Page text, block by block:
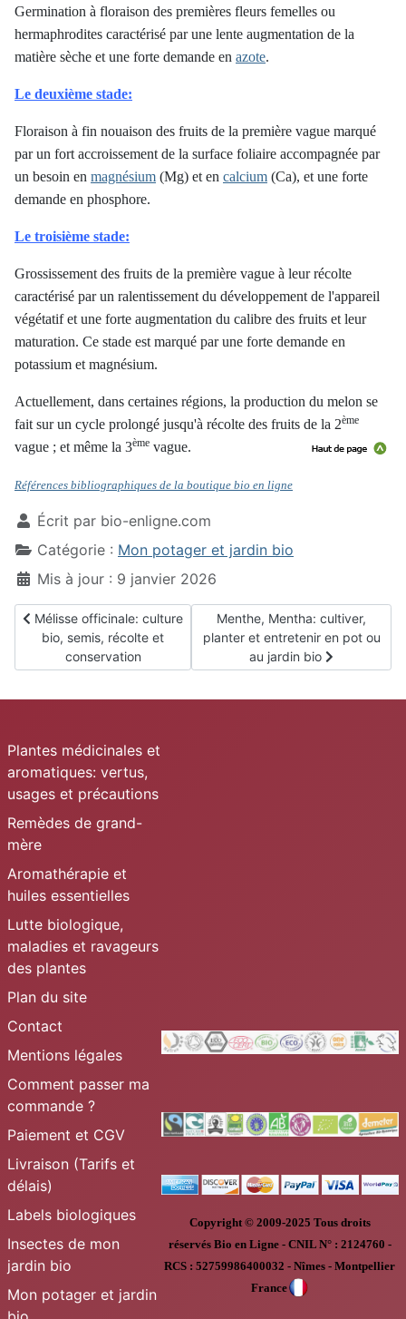
Germination à floraison des premières fleurs femelles ou
hermaphrodites caractérisé par une lente augmentation de la
matière sèche et une forte demande en azote.
Le deuxième stade:
Floraison à fin nouaison des fruits de la première vague marqué
par un fort accroissement de la surface foliaire accompagnée par
un besoin en magnésium (Mg) et en calcium (Ca), et une forte
demande en phosphore.
Le troisième stade:
Grossissement des fruits de la première vague à leur récolte
caractérisé par un ralentissement du développement de l'appareil
végétatif et une forte augmentation du calibre des fruits et leur
maturation. Ce stade est marqué par une forte demande en
potassium et magnésium.
Actuellement, dans certaines régions, la production du melon se
fait sur un cycle prolongé jusqu'à récolte des fruits de la 2ème
vague ; et même la 3ème vague.
Références bibliographiques de la boutique bio en ligne
Écrit par bio-enligne.com
Catégorie : Mon potager et jardin bio
Mis à jour : 9 janvier 2026
Article précédent : Mélisse officinale: culture bio, semis, récolte
Mélisse officinale: culture
bio, semis, récolte et
conservation
Article suivant : Menthe,
Menthe, Mentha: cultiver,
planter et entretenir en pot ou
au jardin bio
Plantes médicinales et
aromatiques: vertus,
usages et précautions
Remèdes de grand-
mère
Aromathérapie et
huiles essentielles
Lutte biologique,
maladies et ravageurs
des plantes
Plan du site
Contact
Mentions légales
Comment passer ma
commande ?
Paiement et CGV
Livraison (Tarifs et
délais)
Labels biologiques
Insectes de mon
jardin bio
Mon potager et jardin
Copyright © 2009-2025 Tous droits
réservésBio en Ligne - CNIL N° : 2124760 -
RCS : 52759986400032 - Nîmes - Montpellier
France